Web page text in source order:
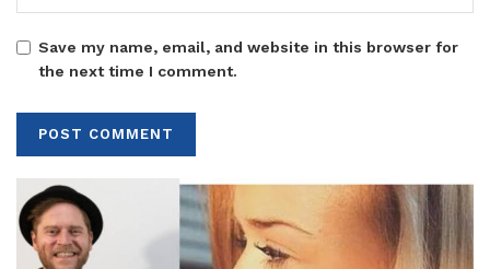
Save my name, email, and website in this browser for
the next time I comment.